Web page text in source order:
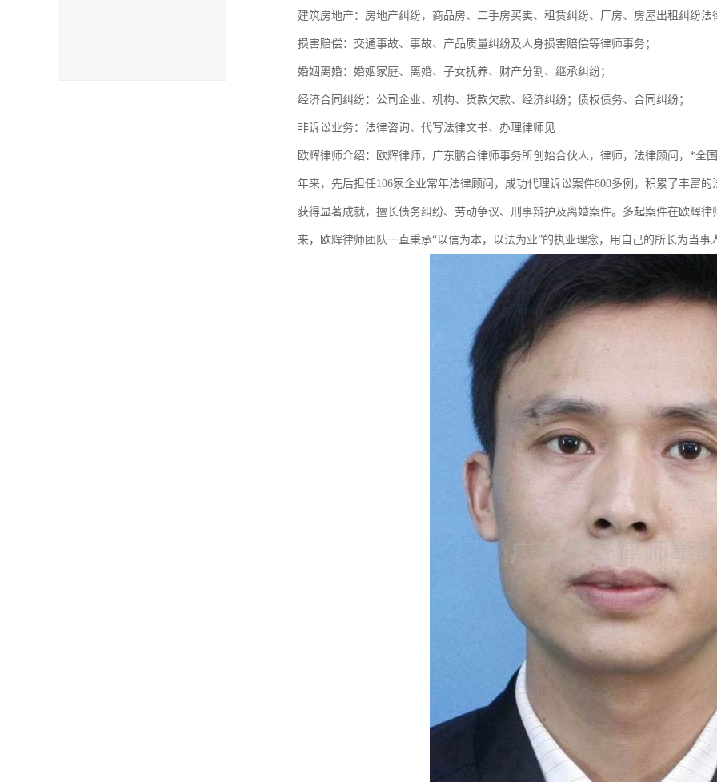
建筑房地产：房地产纠纷，商品房、二手房买卖、租赁纠纷、厂房、房屋出租纠
损害赔偿：交通事故、事故、产品质量纠纷及人身损害赔偿等律师事务；
婚姻离婚：婚姻家庭、离婚、子女抚养、财产分割、继承纠纷；
经济合同纠纷：公司企业、机构、货款欠款、经济纠纷；债权债务、合同纠纷；
非诉讼业务：法律咨询、代写法律文书、办理律师见
欧辉律师介绍：欧辉律师，广东鹏合律师事务所创始合伙人，律师，法律顾问，*全
年来，先后担任106家企业常年法律顾问，成功代理诉讼案件800多例，积累了丰富
获得显著成就，擅长债务纠纷、劳动争议、刑事辩护及离婚案件。多起案件在欧辉
来，欧辉律师团队一直秉承“以信为本，以法为业”的执业理念，用自己的所长为当